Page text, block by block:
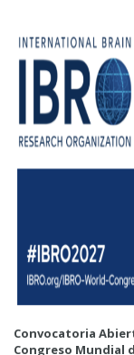
Convocatoria
Congreso Mundial